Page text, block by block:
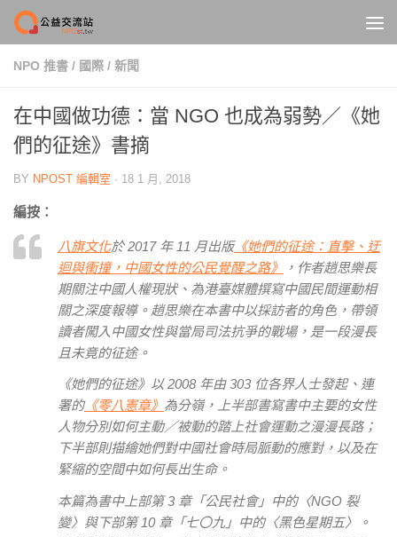
Skip to content
NPO 推書 / 國際 / 新聞
在中國做功德：當 NGO 也成為弱勢／《她
們的征途》書摘
BY NPOST 編輯室 · 18 1 月, 2018
編按：
八旗文化於 2017 年 11 月出版《她們的征途：直擊、迂
迴與衝撞，中國女性的公民覺醒之路》
，作者趙思樂長
期關注中國人權現狀、為港臺媒體撰寫中國民間運動相
關之深度報導。趙思樂在本書中以採訪者的角色，帶領
讀者闖入中國女性與當局司法抗爭的戰場，是一段漫長
且未竟的征途。
《她們的征途》以 2008 年由 303 位各界人士發起、連
署的《零八憲章》 為分嶺，上半部書寫書中主要的女性
人物分別如何主動／被動的踏上社會運動之漫漫長路；
下半部則描繪她們對中國社會時局脈動的應對，以及在
緊縮的空間中如何長出生命。
本篇為書中上部第 3 章「公民社會」中的〈NGO 裂
變〉與下部第 10 章「七〇九」中的〈黑色星期五〉。